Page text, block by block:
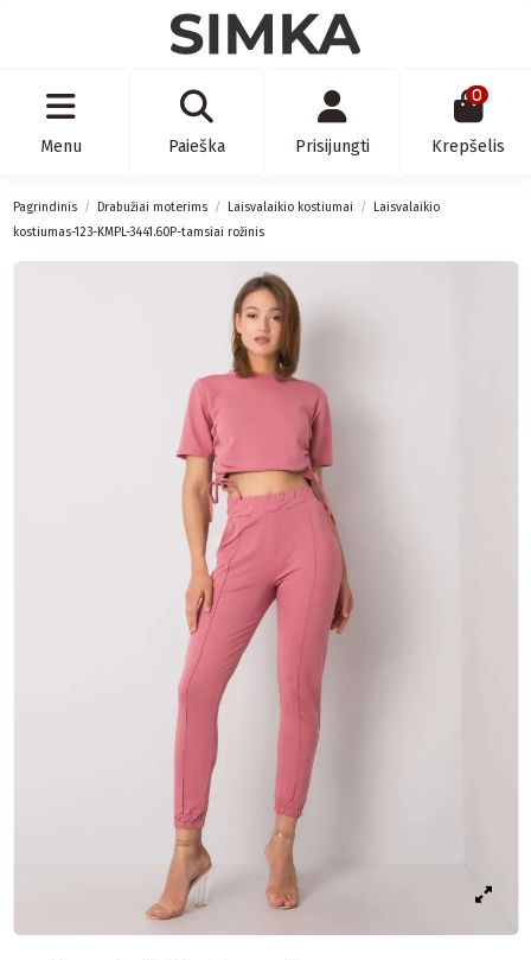
Menu Paieška Prisijungti
0
Krepšelis
Pagrindinis Drabužiai moterims Laisvalaikio kostiumai
Laisvalaikio
kostiumas-123-KMPL-3441.60P-tamsiai rožinis